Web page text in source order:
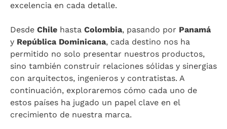
excelencia en cada detalle.
Desde Chile hasta Colombia, pasando por Panamá
y República Dominicana, cada destino nos ha
permitido no solo presentar nuestros productos,
sino también construir relaciones sólidas y sinergias
con arquitectos, ingenieros y contratistas. A
continuación, exploraremos cómo cada uno de
estos países ha jugado un papel clave en el
crecimiento de nuestra marca.